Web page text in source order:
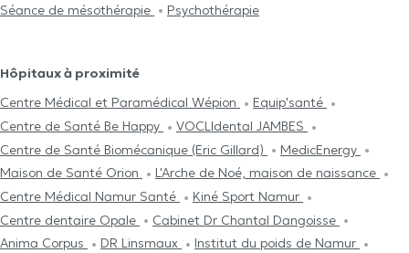
Séance de mésothérapie
Psychothérapie
Hôpitaux à proximité
Centre Médical et Paramédical Wépion
Equip'santé
Centre de Santé Be Happy
VOCLIdental JAMBES
Centre de Santé Biomécanique (Eric Gillard)
MedicEnergy
Maison de Santé Orion
L'Arche de Noé, maison de naissance
Centre Médical Namur Santé
Kiné Sport Namur
Centre dentaire Opale
Cabinet Dr Chantal Dangoisse
Anima Corpus
DR Linsmaux
Institut du poids de Namur